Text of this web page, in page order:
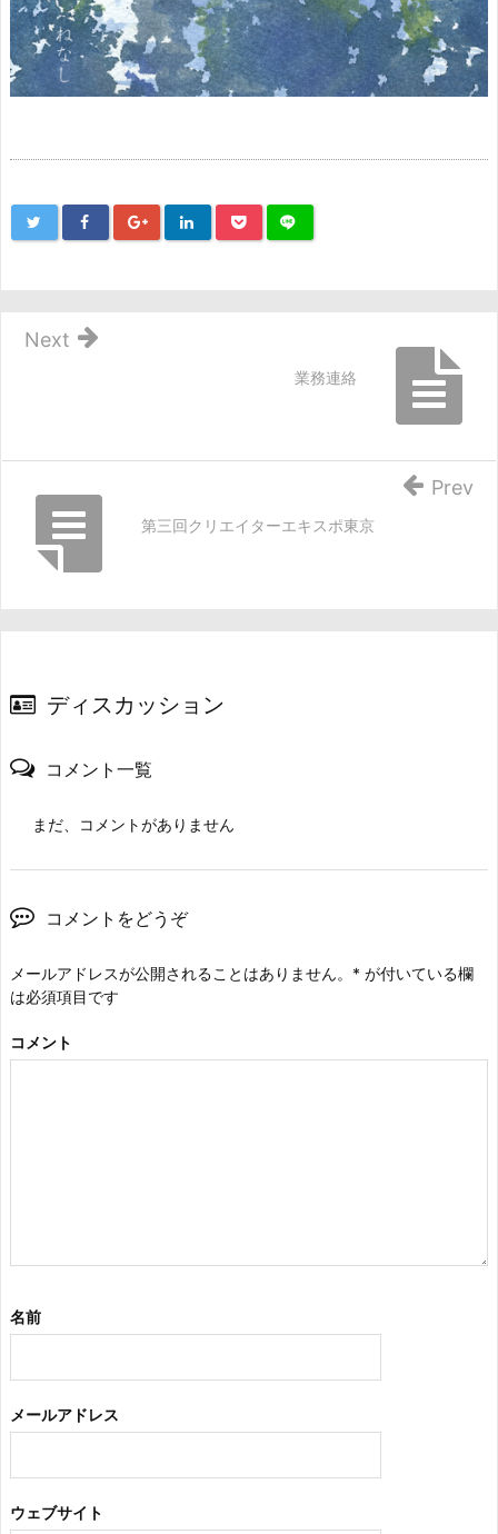
業務連絡
Next
第三回クリエイターエキスポ東京
Prev
ディスカッション
コメント一覧
まだ、コメントがありません
コメントをどうぞ
メールアドレスが公開されることはありません。 * が付いている欄
は必須項目です
コメント
名前
メールアドレス
ウェブサイト